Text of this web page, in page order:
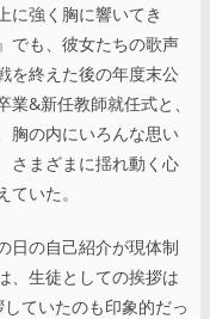
に強く胸に響いてき
でも、彼女たちの歌声
を終えた後の年度末公
&新任教師就任式と、
胸の内にいろんな思い
さまざまに揺れ動く心
いた。
日の自己紹介が現体制
、生徒としての挨拶は
ていたのも印象的だっ